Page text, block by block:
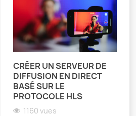
CRÉER UN SERVEUR DE
DIFFUSION EN DIRECT
BASÉ SUR LE
PROTOCOLE HLS
1160 vues